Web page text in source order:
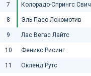
7 Колорадо-Спрингс
8 Эль-Пасо Локомотив
9 Лас Вегас Лайтс
10 Феникс Рисинг
11 Окленд Рутс